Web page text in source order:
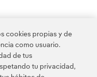
cookies propias y de
como usuario.
de tus
tu privacidad,